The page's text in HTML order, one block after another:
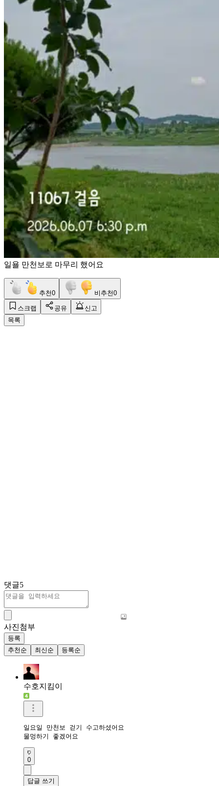
일욜 만천보로 마무리 했어요
추천0 비추천0
스크랩 공유
신고
목록
댓글5
사진첨부
등록
추천순
최신순 등록순
수호지킴이
일요일 만천보 걷기 수고하셨어요
물멍하기 좋겠어요
0
답글 쓰기